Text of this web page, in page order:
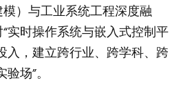
）与工业系统工程深度融
实时操作系统与嵌入式控制平
入，建立跨行业、跨学科、跨
场”。